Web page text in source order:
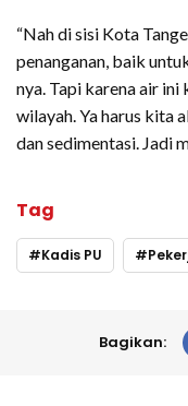
“Nah di sisi Kota
penanganan, baik
nya. Tapi karena air
wilayah. Ya harus kita
dan sedimentasi. Jadi
Tag
Kadis PU
Bagikan: